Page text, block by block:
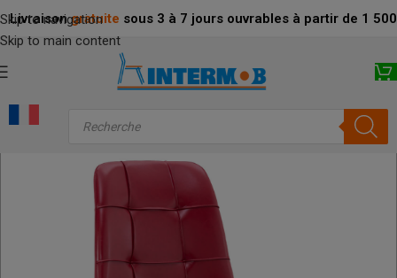
Skip to navigation
Skip to main content
Livraison gratuite sous 3 à 7 jours ouvrables à partir de 1